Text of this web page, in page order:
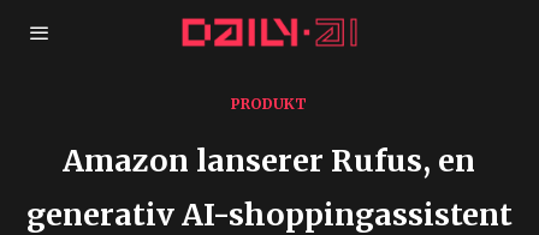
PRODUKT
Amazon lanserer Rufus, en
generativ AI-shoppingassistent